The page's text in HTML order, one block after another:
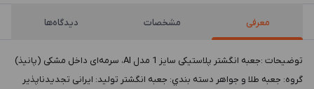
معرفی مشخصات دیدگاه‌ها
توضيحات :جعبه انگشتر پلاستیکی سایز 1 مدل AI، سرمه‌ای داخل مشکی (پانیذ)
گروه: جعبه طلا و جواهر دسته بندي: جعبه انگشتر توليد: ایرانی تجدیدناپذیر